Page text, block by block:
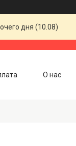
дня (10.08)
О нас